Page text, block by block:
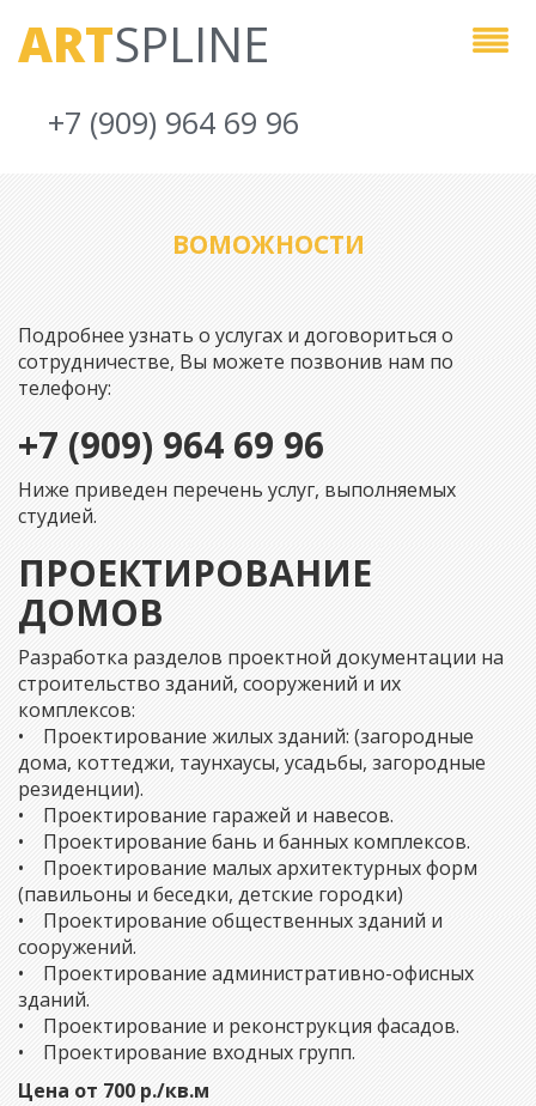
ARTSPLINE
+7 (909) 964 69 96
ВОМОЖНОСТИ
Подробнее узнать о услугах и договориться о
сотрудничестве, Вы можете позвонив нам по
телефону:
+7 (909) 964 69 96
Ниже приведен перечень услуг, выполняемых
студией.
ПРОЕКТИРОВАНИЕ
ДОМОВ
Разработка разделов проектной документации на
строительство зданий, сооружений и их
комплексов:
• Проектирование жилых зданий: (загородные
дома, коттеджи, таунхаусы, усадьбы, загородные
резиденции).
• Проектирование гаражей и навесов.
• Проектирование бань и банных комплексов.
• Проектирование малых архитектурных форм
(павильоны и беседки, детские городки)
• Проектирование общественных зданий и
сооружений.
• Проектирование административно-офисных
зданий.
• Проектирование и реконструкция фасадов.
• Проектирование входных групп.
Цена от 700 р./кв.м